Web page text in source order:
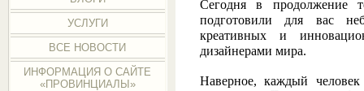
УСЛУГИ
ВСЕ НОВОСТИ
ИНФОРМАЦИЯ О САЙТЕ
«ПРОВИНЦИАЛЫ»
Сегодня в
подготовили для вас
креативных и
дизайнерами мира.
Наверное, каждый